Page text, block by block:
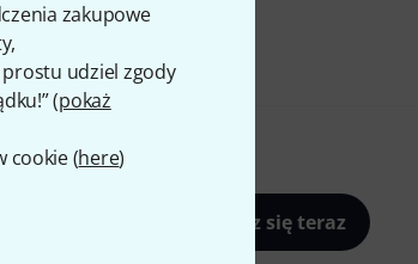
zakupowe
udziel zgody
(pokaż
cookie (here)
Zapisz się teraz